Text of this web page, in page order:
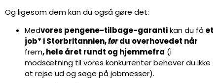
Og ligesom dem kan du også gøre det:
Medvores pengene-tilbage-garantikan du fået
job* i Storbritannien,førdu overhovedet når
frem, hele året rundt og hjemmefra (i
modsætning til vores konkurrenter behøver du ikke
at rejse ud og søge på jobmesser).